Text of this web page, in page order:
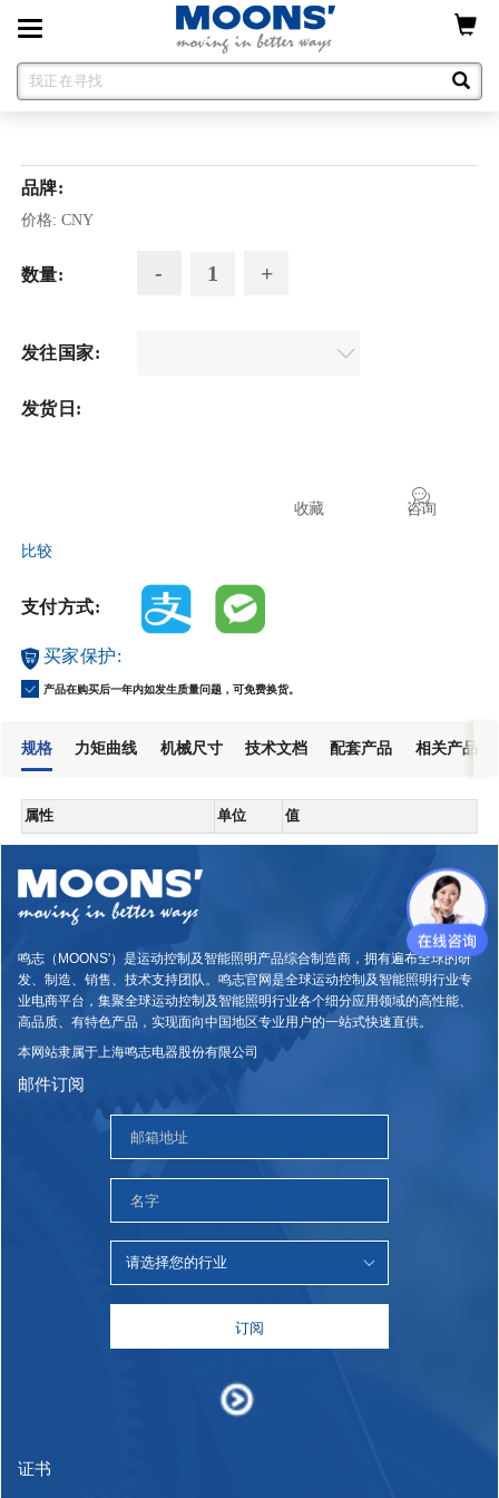
Toggle
navigation
品牌:
价格: CNY
数量:
发往国家:
发货日:
咨询
收藏
比较
支付方式:
买家保护:
产品在购买后一年内如发生质量问题，可免费换货。
规格 力矩曲线 机械尺寸 技术文档 配套产品 相关产品
属性 单位 值
鸣志（MOONS'）是运动控制及智能照明产品综合制造商，拥有遍布全球的研
发、制造、销售、技术支持团队。鸣志官网是全球运动控制及智能照明行业专
业电商平台，集聚全球运动控制及智能照明行业各个细分应用领域的高性能、
高品质、有特色产品，实现面向中国地区专业用户的一站式快速直供。
本网站隶属于上海鸣志电器股份有限公司
邮件订阅
订阅
证书